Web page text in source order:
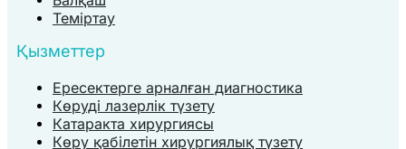
Теміртау
Қызметтер
Ересектерге арналған диагностика
Көруді лазерлік түзету
Катаракта хирургиясы
Көру қабілетін хирургиялық түзету